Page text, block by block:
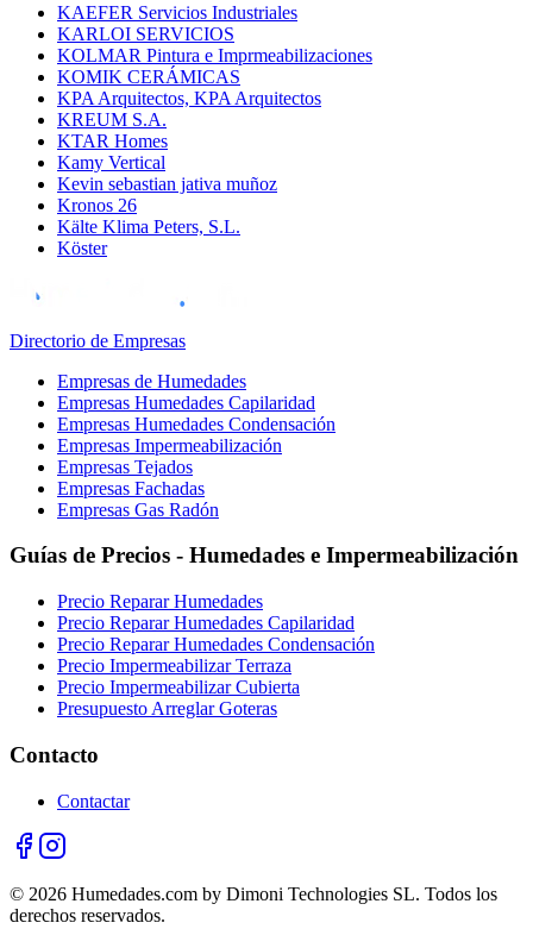
KAEFER Servicios Industriales
KARLOI SERVICIOS
KOLMAR Pintura e Imprmeabilizaciones
KOMIK CERÁMICAS
KPA Arquitectos, KPA Arquitectos
KREUM S.A.
KTAR Homes
Kamy Vertical
Kevin sebastian jativa muñoz
Kronos 26
Kälte Klima Peters, S.L.
Köster
Directorio de Empresas
Empresas de Humedades
Empresas Humedades Capilaridad
Empresas Humedades Condensación
Empresas Impermeabilización
Empresas Tejados
Empresas Fachadas
Empresas Gas Radón
Guías de Precios - Humedades e Impermeabilización
Precio Reparar Humedades
Precio Reparar Humedades Capilaridad
Precio Reparar Humedades Condensación
Precio Impermeabilizar Terraza
Precio Impermeabilizar Cubierta
Presupuesto Arreglar Goteras
Contacto
Contactar
© 2026 Humedades.com by Dimoni Technologies SL. Todos los
derechos reservados.